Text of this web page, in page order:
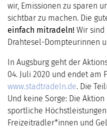
wir, Emissionen zu sparen
sichtbar zu machen. Die
einfach mitradeln! Wir
Drahtesel-Dompteurinnen
In Augsburg geht der
04. Juli 2020 und endet am
www.stadtradeln.de. Die
Und keine Sorge: Die
sportliche
Freizeitradler*innen und